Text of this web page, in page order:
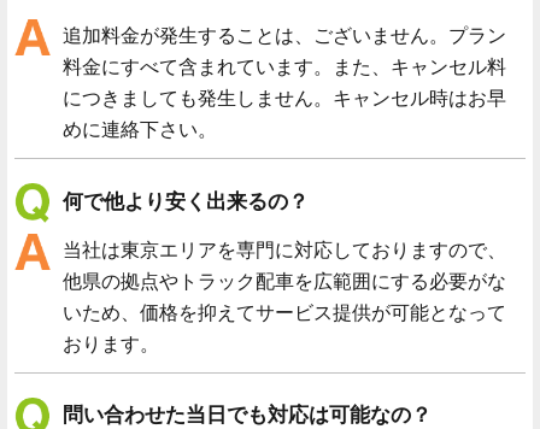
追加料金が発生することは、ございません。プラン
料金にすべて含まれています。また、キャンセル料
につきましても発生しません。キャンセル時はお早
めに連絡下さい。
何で他より安く出来るの？
当社は東京エリアを専門に対応しておりますので、
他県の拠点やトラック配車を広範囲にする必要がな
いため、価格を抑えてサービス提供が可能となって
おります。
問い合わせた当日でも対応は可能なの？